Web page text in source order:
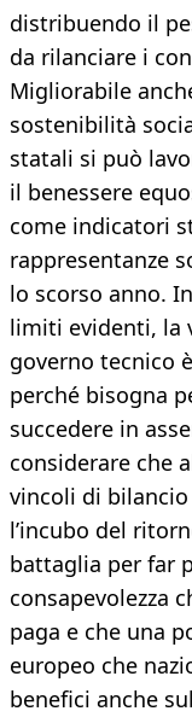
distribuendo il
da rilanciare i
Migliorabile
sostenibilità
statali si può
il benessere
come indicatori
rappresentanze
lo scorso anno.
limiti evidenti, la
governo tecnico
perché bisogna
succedere in
considerare che
vincoli di
l’incubo del
battaglia per far
consapevolezza
paga e che una
europeo che
benefici anche